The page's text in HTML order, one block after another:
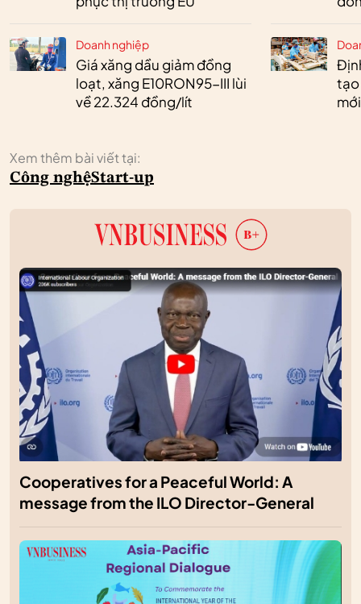
Doanh nghiệp
Giá xăng dầu giảm đồng
loạt, xăng E10RON95-III lùi
về 22.324 đồng/lít
tạo
Xem thêm bài viết tại:
Công nghệStart-up
Cooperatives for a Peaceful World: A
message from the ILO Director-General